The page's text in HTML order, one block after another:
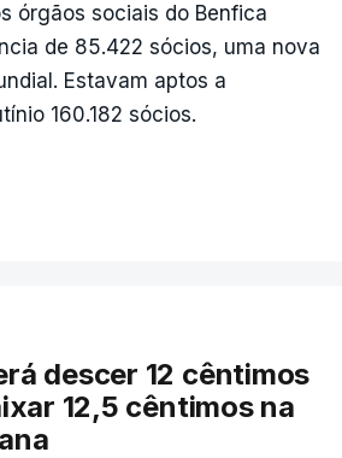
órgãos sociais do Benfica
de 85.422 sócios, uma nova
Estavam aptos a
160.182 sócios.
descer 12 cêntimos
12,5 cêntimos na